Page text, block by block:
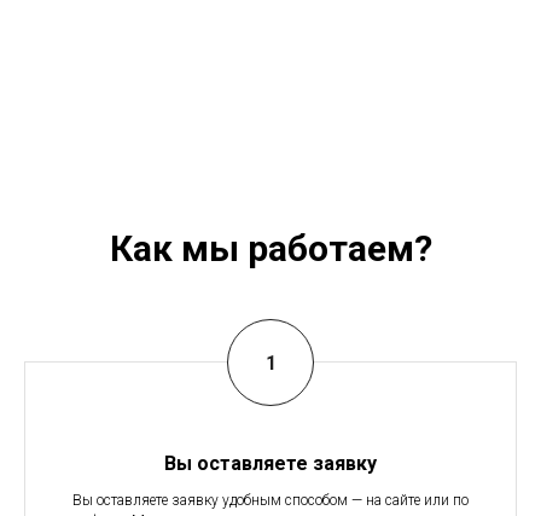
Как мы работаем?
Вы оставляете заявку
Вы оставляете заявку удобным способом — на сайте или по